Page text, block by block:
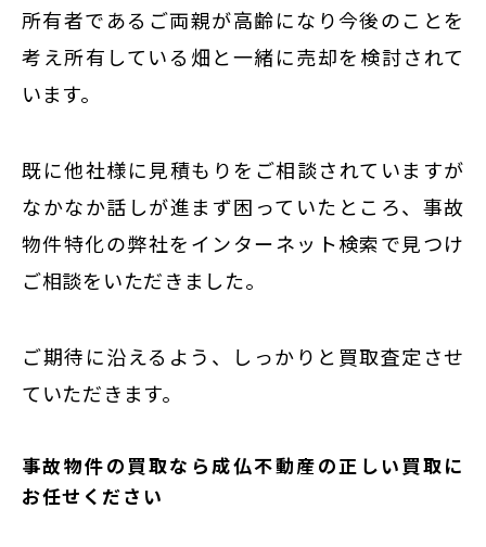
大和
埼玉
名古屋
大阪
福岡
所有者であるご両親が高齢になり今後のことを
考え所有している畑と一緒に売却を検討されて
います。
既に他社様に見積もりをご相談されていますが
なかなか話しが進まず困っていたところ、事故
物件特化の弊社をインターネット検索で見つけ
ご相談をいただきました。
ご期待に沿えるよう、しっかりと買取査定させ
ていただきます。
事故物件の買取なら成仏不動産の正しい買取に
お任せください